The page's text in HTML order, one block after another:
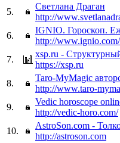
5.
Светлана Драган
http://
6.
IGNIO. Гороскоп.
http://www.ignio.com/
7.
xsp.ru -
https://xsp.ru
8.
Taro-MyMagic
http://www.taro-
9.
Vedic horoscope
http://vedic-horo.com/
10.
AstroSon.com -
http://astroson.com